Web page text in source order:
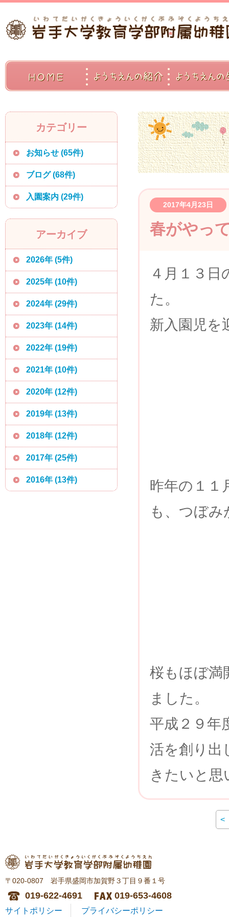
ＨＯＭＥ ようちえんの紹
2017年4月23日
春がやっ
４月１３
た。
新入園児を
昨年の１１
も、つぼ
桜もほぼ満
ました。
平成２９年
活を創り出
きたいと思
<
カテゴリー
お知らせ (65件)
ブログ (68件)
入園案内 (29件)
アーカイブ
2026年 (5件)
2025年 (10件)
2024年 (29件)
2023年 (14件)
2022年 (19件)
2021年 (10件)
2020年 (12件)
2019年 (13件)
2018年 (12件)
2017年 (25件)
2016年 (13件)
〒020-0807 岩手県盛岡市加賀野３丁目９番１号
019-622-4691 019-653-4608
サイトポリシー プライバシーポリシー